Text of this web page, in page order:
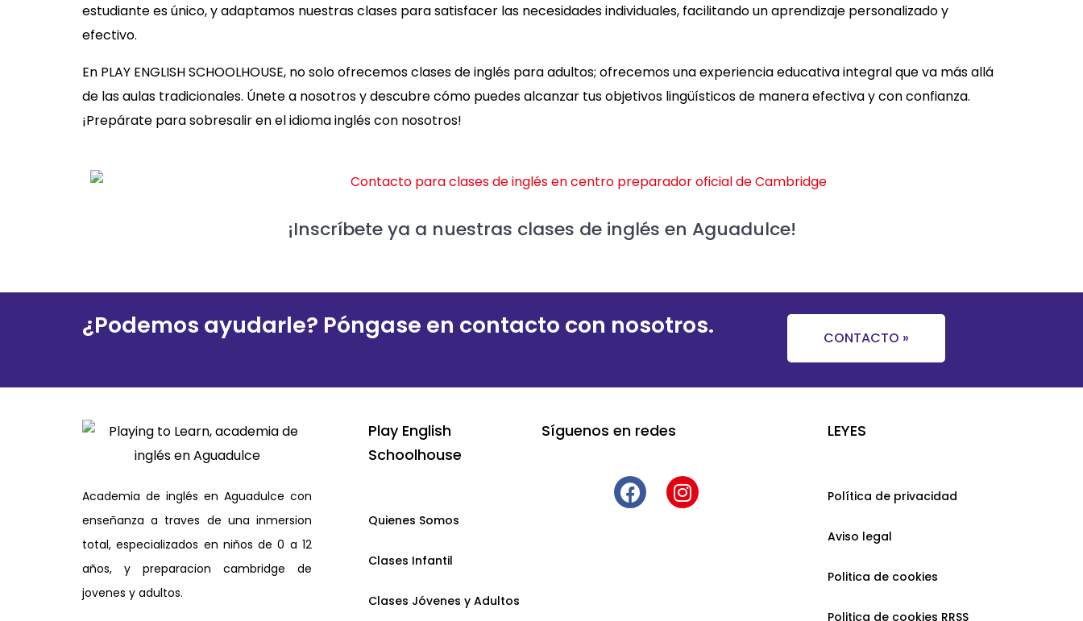
estudiante es único, y adaptamos nuestras clases para satisfacer las necesidades individuales, facilitando un aprendizaje personalizado y
efectivo.
En PLAY ENGLISH SCHOOLHOUSE, no solo ofrecemos clases de inglés para adultos; ofrecemos una experiencia educativa integral que va más allá
de las aulas tradicionales. Únete a nosotros y descubre cómo puedes alcanzar tus objetivos lingüísticos de manera efectiva y con confianza.
¡Prepárate para sobresalir en el idioma inglés con nosotros!
¡Inscríbete ya a nuestras clases de inglés en Aguadulce!
¿Podemos ayudarle? Póngase en contacto con nosotros. CONTACTO »
Academia de inglés en Aguadulce con
enseñanza a traves de una inmersion
total, especializados en niños de 0 a 12
años, y preparacion cambridge de
jovenes y adultos.
Play English
Schoolhouse
Quienes Somos
Clases Infantil
Clases Jóvenes y Adultos
Síguenos en redes LEYES
Política de privacidad
Aviso legal
Politica de cookies
Politica de cookies RRSS